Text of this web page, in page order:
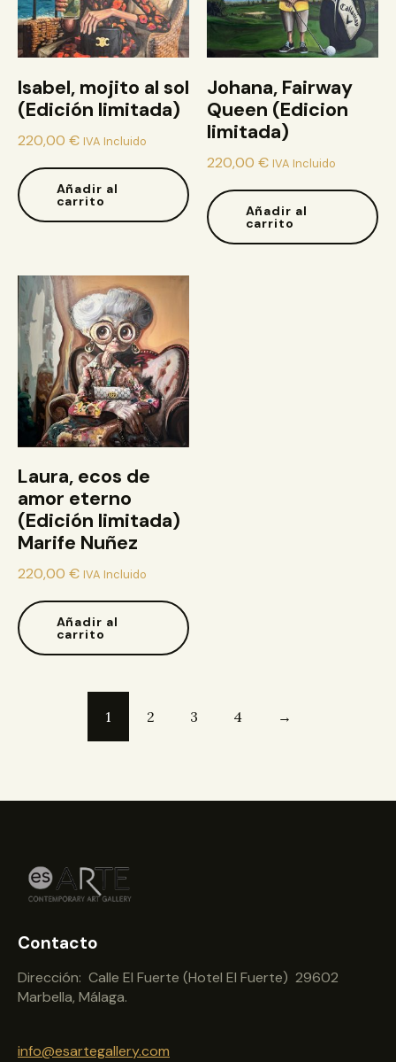
Isabel, mojito al sol
(Edición limitada)
220,00 € IVA Incluido
Añadir al
carrito
Johana, Fairway
Queen (Edicion
limitada)
220,00 € IVA Incluido
Añadir al
carrito
Laura, ecos de
amor eterno
(Edición limitada)
Marife Nuñez
220,00 € IVA Incluido
Añadir al
carrito
1 2 3 4 →
Contacto
Dirección: Calle El Fuerte (Hotel El Fuerte) 29602
Marbella, Málaga.
info@esartegallery.com